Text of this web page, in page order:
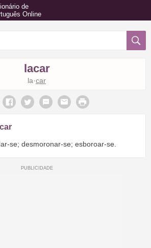
de
Online
lacar
la·car
se; desmoronar-se; esboroar-se.